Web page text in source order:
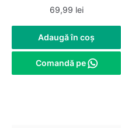
with Style 10Kg, 125
69,99 lei
Adaugă în coș
Comandă pe